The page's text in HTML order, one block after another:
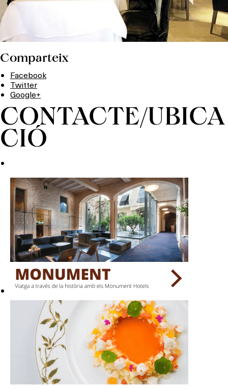
Què vols fer?
HOTELS
TERRASSES
BARS
SPAS
RESTAURANTS
SALES
Activitats
Comparteix
Facebook
Twitter
Google+
CONTACTE/UBICA
CIÓ